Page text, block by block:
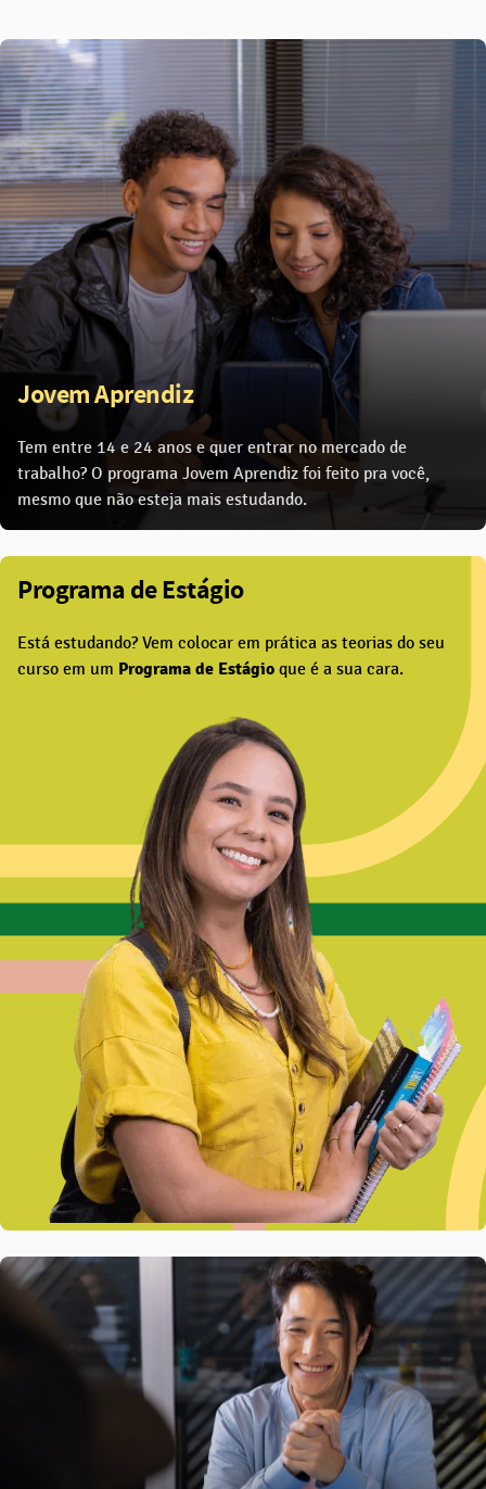
Jovem Aprendiz
Tem entre 14 e 24 anos e quer entrar no mercado de
trabalho? O programa Jovem Aprendiz foi feito pra você,
mesmo que não esteja mais estudando.
Programa de Estágio
Está estudando? Vem colocar em prática as teorias do seu
curso em um Programa de Estágio que é a sua cara.